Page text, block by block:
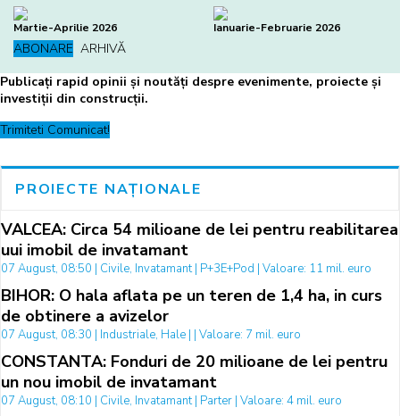
Martie-Aprilie 2026 Ianuarie-Februarie 2026
ABONARE ARHIVĂ
Publicați rapid opinii și noutăți despre evenimente, proiecte și
investiții din construcții.
Trimiteti Comunicat!
PROIECTE NAȚIONALE
VALCEA: Circa 54 milioane de lei pentru reabilitarea
uui imobil de invatamant
07 August, 08:50 | Civile, Invatamant | P+3E+Pod | Valoare: 11 mil. euro
BIHOR: O hala aflata pe un teren de 1,4 ha, in curs
de obtinere a avizelor
07 August, 08:30 | Industriale, Hale | | Valoare: 7 mil. euro
CONSTANTA: Fonduri de 20 milioane de lei pentru
un nou imobil de invatamant
07 August, 08:10 | Civile, Invatamant | Parter | Valoare: 4 mil. euro